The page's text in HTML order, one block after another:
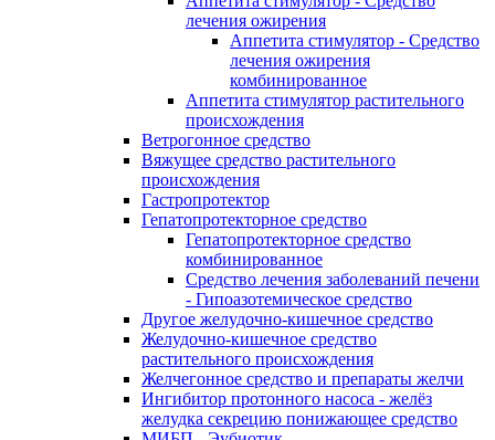
лечения ожирения
Аппетита стимулятор - Средство
лечения ожирения
комбинированное
Аппетита стимулятор растительного
происхождения
Ветрогонное средство
Вяжущее средство растительного
происхождения
Гастропротектор
Гепатопротекторное средство
Гепатопротекторное средство
комбинированное
Средство лечения заболеваний печени
- Гипоазотемическое средство
Другое желудочно-кишечное средство
Желудочно-кишечное средство
растительного происхождения
Желчегонное средство и препараты желчи
Ингибитор протонного насоса - желёз
желудка секрецию понижающее средство